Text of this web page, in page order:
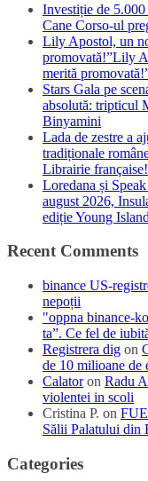
Investiție de
Cane Corso-ul
Lily Apostol, un
promovată!”Lily
merită
Stars Gala pe
absolută: tripticul
Binyamini
Lada de zestre a
tradiționale
Librairie française!
Loredana și
august 2026,
ediție Young
Recent Comments
binance US-
nepoții
"oppna binance-
ta”. Ce fel de
Registrera dig on
de 10 milioane de
Calatoron Radu
violentei in scoli
Cristina P. on
Sălii Palatului din
Categories